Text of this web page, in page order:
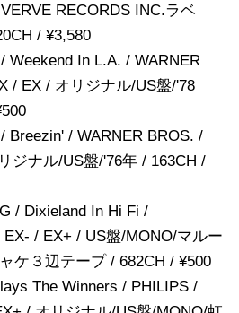
RECORDS INC.ラベ
/ ¥3,580
Weekend In L.A. / WARNER
/ EX / オリジナル/US盤/'78
Breezin' / WARNER BROS. /
ジナル/US盤/'76年 / 163CH /
/ Dixieland In Hi Fi /
/ EX+ / US盤/MONO/マルー
ケ３辺テープ / 682CH / ¥500
The Winners / PHILIPS /